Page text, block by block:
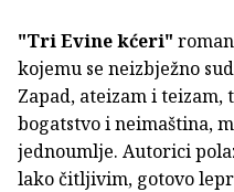
"Tri Evine kćeri"
kojemu se neizbježno
Zapad, ateizam i
bogatstvo i neimaština,
jednoumlje. Autorici
lako čitljivim, gotovo